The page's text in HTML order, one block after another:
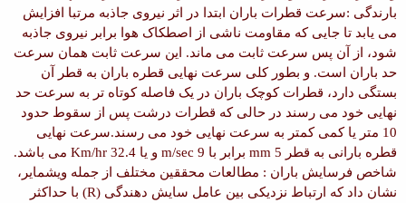
بارندگی :سرعت قطرات باران ابتدا در اثر نیروی جاذبه مرتبا افزایش
می یابد تا جایی که مقاومت ناشی از اصطکاک هوا برابر نیروی جاذبه
شود، از آن پس سرعت ثابت می ماند. این سرعت ثابت همان سرعت
حد باران است. و بطور کلی سرعت نهایی قطره باران به قطر آن
بستگی دارد، قطرات کوچک باران در یک فاصله کوتاه تر به سرعت حد
نهایی خود می رسند در حالی که قطرات درشت پس از سقوط حدود
10 متر یا کمی کمتر به سرعت نهایی خود می رسند.
سرعت نهایی
قطره بارانی به قطر 5 mm برابر با 9 m/sec و یا 32.4 Km/hr
می باشد.
شاخص فرسایش باران : مطالعات محققین مختلف از جمله ویشمایر،
نشان داد که ارتباط نزدیکی بین عامل سایش دهندگی (R)
با حداکثر